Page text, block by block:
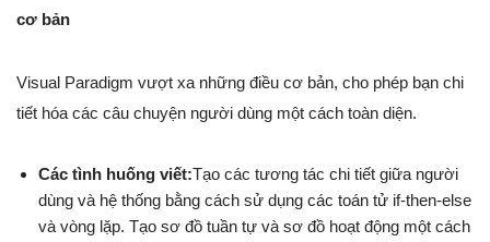
cơ bản
Visual Paradigm vượt xa những điều cơ bản, cho phép bạn chi
tiết hóa các câu chuyện người dùng một cách toàn diện.
Các tình huống viết:Tạo các tương tác chi tiết giữa người
dùng và hệ thống bằng cách sử dụng các toán tử if-then-else
và vòng lặp. Tạo sơ đồ tuần tự và sơ đồ hoạt động một cách